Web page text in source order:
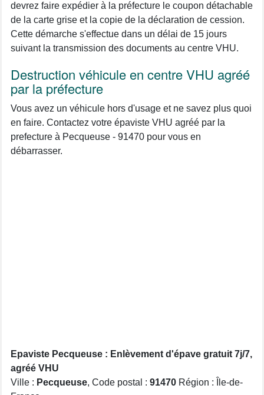
devrez faire expédier à la préfecture le coupon détachable
de la carte grise et la copie de la déclaration de cession.
Cette démarche s'effectue dans un délai de 15 jours
suivant la transmission des documents au centre VHU.
Destruction véhicule en centre VHU agréé
par la préfecture
Vous avez un véhicule hors d'usage et ne savez plus quoi
en faire. Contactez votre épaviste VHU agréé par la
prefecture à Pecqueuse - 91470 pour vous en
débarrasser.
Epaviste Pecqueuse : Enlèvement d'épave gratuit 7j/7,
agréé VHU
Ville : Pecqueuse, Code postal : 91470 Région : Île-de-